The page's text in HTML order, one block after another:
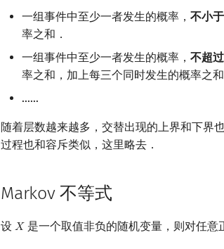
一组事件中至少一者发生的概率， 不小于
率之和．
一组事件中至少一者发生的概率， 不超过
率之和，加上每三个同时发生的概率之和
……
随着层数越来越多，交替出现的上界和下界
过程也和容斥类似，这里略去．
Markov 不等式
设 𝑋
X 是一个取值非负的随机变量，则对任意